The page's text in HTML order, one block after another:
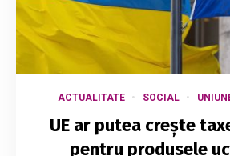
ACTUALITATE SOCIAL
UE ar putea crește
pentru produsele